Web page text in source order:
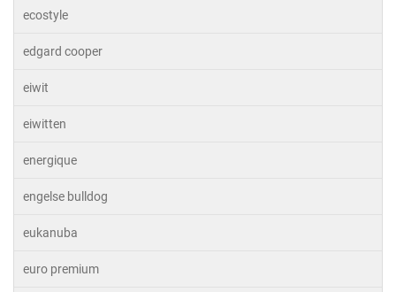
ecostyle
edgard cooper
eiwit
eiwitten
energique
engelse bulldog
eukanuba
euro premium